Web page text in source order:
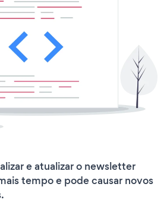
e atualizar o newsletter
tempo e pode causar novos